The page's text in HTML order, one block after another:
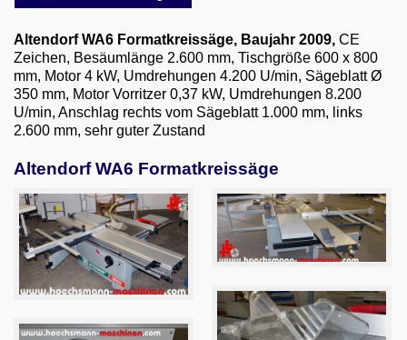
Wir über uns
06103-9744-0
Email
English
Altendorf WA6 Formatkreissäge, Baujahr 2009, CE
Zeichen, Besäumlänge 2.600 mm, Tischgröße 600 x 800
mm, Motor 4 kW, Umdrehungen 4.200 U/min, Sägeblatt Ø
350 mm, Motor Vorritzer 0,37 kW, Umdrehungen 8.200
U/min, Anschlag rechts vom Sägeblatt 1.000 mm, links
2.600 mm, sehr guter Zustand
Altendorf WA6 Formatkreissäge